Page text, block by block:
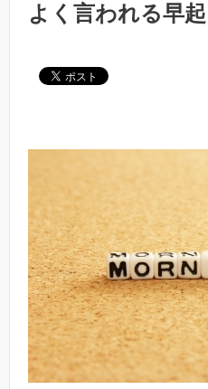
よく言われる早